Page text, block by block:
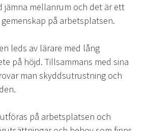
jämna mellanrum och det är ett
på arbetsplatsen.
leds av lärare med lång
på höjd. Tillsammans med sina
man skyddsutrustning och
på arbetsplatsen och